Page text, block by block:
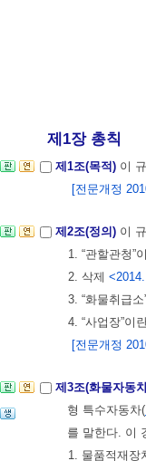
제1장 총칙
제1조(목적) 이
[전문개정
제2조(정의) 이
1. “관할관청”
2. 삭제
3. “화물취급
4. “사업장”이
[전문개정
제3조(화물자동
형 특수자동차(
를 말한다. 이
1. 물품적재장